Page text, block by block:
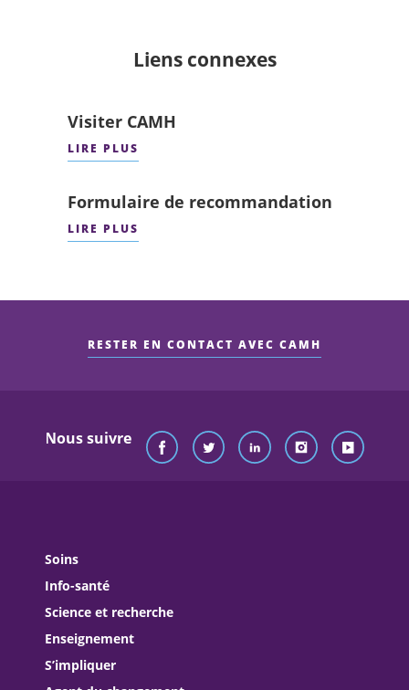
Liens connexes
Visiter CAMH
LIRE PLUS
Formulaire de recommandation
LIRE PLUS
RESTER EN CONTACT AVEC CAMH
Nous suivre
Soins
Info-santé
Science et recherche
Enseignement
S’impliquer